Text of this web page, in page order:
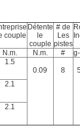
couple
Détente
le
couple
# de
Les
pistes
N.m. N.m. #
1.5
0.09
8
2.1
2.1